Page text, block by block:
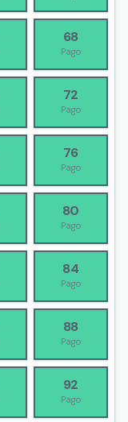
68
Pago
72
Pago
76
Pago
80
Pago
84
Pago
88
Pago
92
Pago